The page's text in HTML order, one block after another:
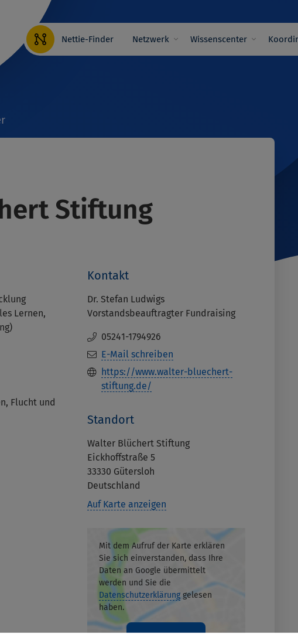
Nettie-Finder Hauptnavigation
Netzwerk Wissenscenter
Stiftung
Lernen,
Flucht und
Kontakt
Dr. Stefan Ludwigs
Vorstandsbeauftragter Fundraising
05241-1794926
E-Mail schreiben
https://www.walter-bluechert-
stiftung.de/
Standort
Walter Blüchert Stiftung
Eickhoffstraße 5
33330 Gütersloh
Deutschland
Auf Karte anzeigen
Mit dem Aufruf der Karte erklären
Sie sich einverstanden, dass Ihre
Daten an Google übermittelt
werden und Sie die
Datenschutzerklärunggelesen
haben.